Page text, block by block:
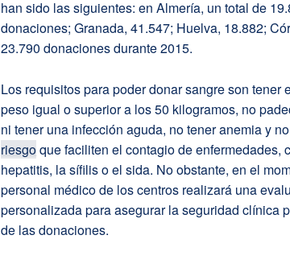
han sido las siguientes: en Almería, un total de
donaciones; Granada, 41.547; Huelva, 18.882;
23.790 donaciones durante 2015.
Los requisitos para poder donar sangre son tener
peso igual o superior a los 50 kilogramos, no
ni tener una infección aguda, no tener anemia y
riesgoque faciliten el contagio de enfermedades,
hepatitis, la sífilis o el sida. No obstante, en el
personal médico de los centros realizará una
personalizada para asegurar la seguridad clínica
de las donaciones.